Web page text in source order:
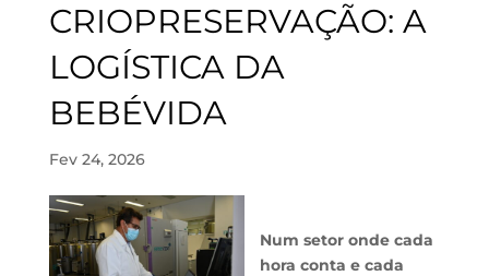
CRIOPRESERVAÇÃO: A
LOGÍSTICA DA
BEBÉVIDA
Fev 24, 2026
Num setor onde cada
hora conta e cada